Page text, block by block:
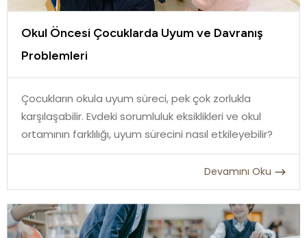
Okul Öncesi Çocuklarda Uyum ve Davranış
Problemleri
Çocukların okula uyum süreci, pek çok zorlukla
karşılaşabilir. Evdeki sorumluluk eksiklikleri ve okul
ortamının farklılığı, uyum sürecini nasıl etkileyebilir?
Devamını Oku